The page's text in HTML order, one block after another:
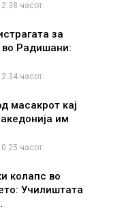
часот.
за
во Радишани:
часот.
масакрот кај
им
часот.
колапс во
Училиштата